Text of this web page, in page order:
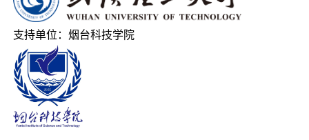
支持单位：烟台科技学院